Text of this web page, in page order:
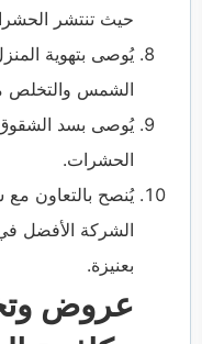
حيث تنتشر
يُوصى بتهوية
الشمس والتخلص
يُوصى بسد الشقوق
الحشرات.
يُنصح بالتعاون مع
الشركة الأفضل
بعنيزة.
عروض